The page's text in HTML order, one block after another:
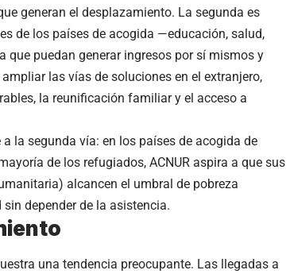
generan el desplazamiento. La segunda es
de los países de acogida —educación, salud,
puedan generar ingresos por sí mismos y
las vías de soluciones en el extranjero,
la reunificación familiar y el acceso a
la segunda vía: en los países de acogida de
de los refugiados, ACNUR aspira a que sus
alcancen el umbral de pobreza
depender de la asistencia.
una tendencia preocupante. Las llegadas a